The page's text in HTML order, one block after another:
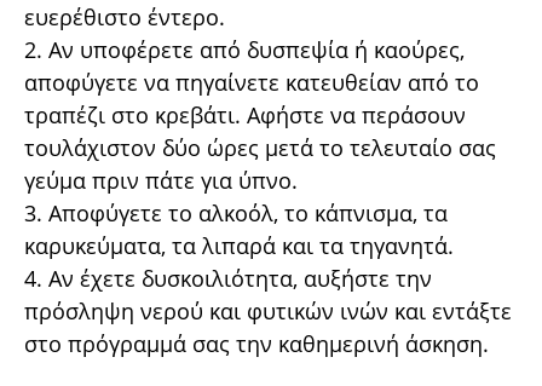
ευερέθιστο έντερο.
2. Αν υποφέρετε από δυσπεψία ή καούρες,
αποφύγετε να πηγαίνετε κατευθείαν από το
τραπέζι στο κρεβάτι. Αφήστε να περάσουν
τουλάχιστον δύο ώρες µετά το τελευταίο σας
γεύµα πριν πάτε για ύπνο.
3. Αποφύγετε το αλκοόλ, το κάπνισµα, τα
καρυκεύµατα, τα λιπαρά και τα τηγανητά.
4. Αν έχετε δυσκοιλιότητα, αυξήστε την
πρόσληψη νερού και φυτικών ινών και εντάξτε
στο πρόγραµµά σας την καθηµερινή άσκηση.